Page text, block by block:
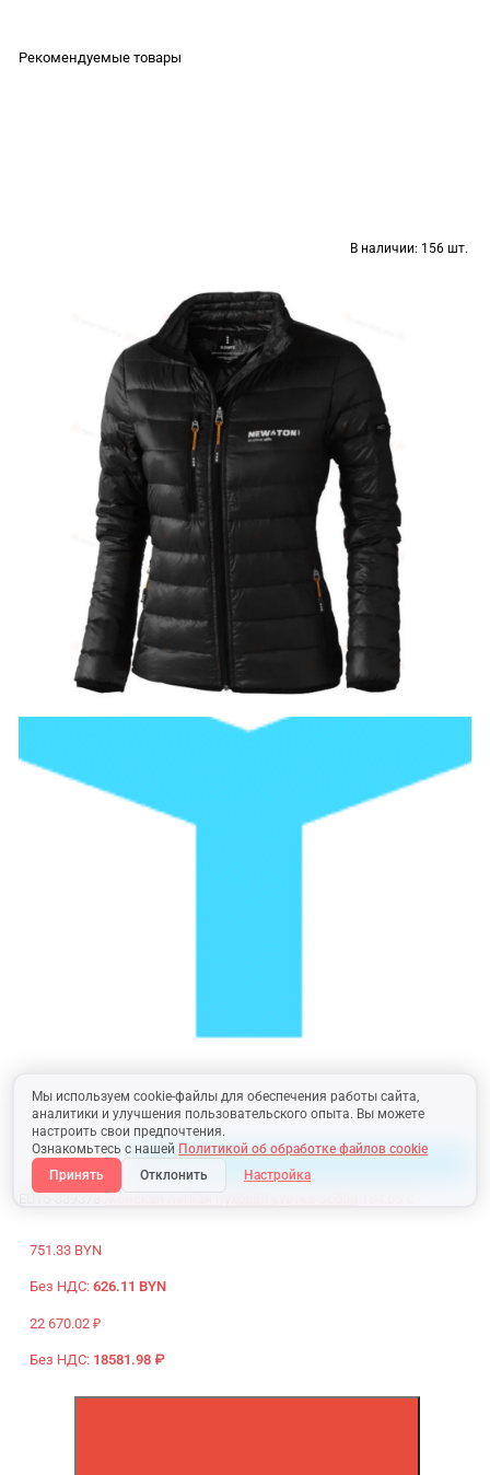
Мы используем cookie-файлы для обеспечения работы сайта,
аналитики и улучшения пользовательского опыта. Вы можете
настроить свои предпочтения.
Ознакомьтесь с нашей Политикой об обработке файлов cookie
Принять
Отклонить Настройка
Рекомендуемые товары
В наличии: 156 шт.
751.33 BYN
Без НДС: 626.11 BYN
22 670.02 ₽
Без НДС: 18581.98 ₽